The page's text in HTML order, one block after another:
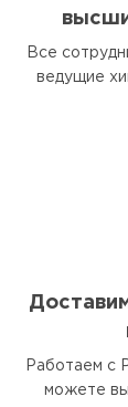
Все
ведущие
Работаем с
можете